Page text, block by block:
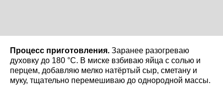
Процесс приготовления. Заранее разогреваю
духовку до 180 °C. В миске взбиваю яйца с солью и
перцем, добавляю мелко натёртый сыр, сметану и
муку, тщательно перемешиваю до однородной массы.